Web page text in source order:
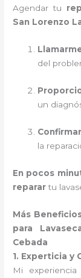
Agendar tu
San Lorenzo
del
un
la
En pocos
reparartu
Más
para
Cebada
1. Experticia y
Mi